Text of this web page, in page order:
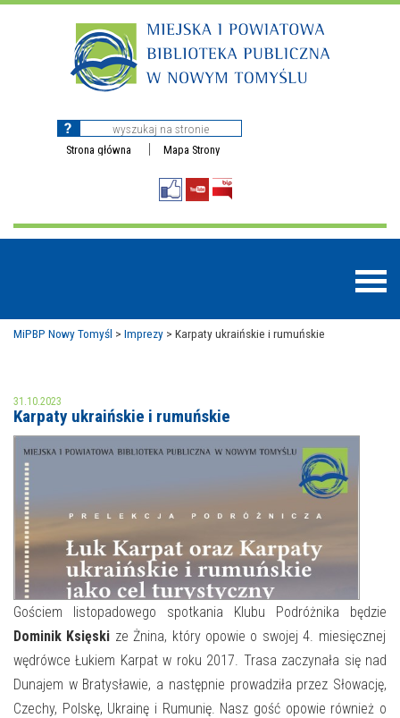
Strona główna Mapa Strony
MOJE KONTO
NAJBLIŻSZE WYDARZENIA
WYDARZENIA BIEŻĄCE
WYDARZYŁO SIĘ
NASZA OFERTA
STREFA WIEDZY O REGIONIE
STREFA KOLORU
FORMY STAŁE
NASZE FILIE
POLECANE STRONY
MiPBP Nowy Tomyśl > Imprezy > Karpaty ukraińskie i rumuńskie
31.10.2023
Karpaty ukraińskie i rumuńskie
Gościem listopadowego spotkania Klubu Podróżnika będzie
Dominik Księski ze Żnina, który opowie o swojej 4. miesięcznej
wędrówce Łukiem Karpat w roku 2017. Trasa zaczynała się nad
Dunajem w Bratysławie, a następnie prowadziła przez Słowację,
Czechy, Polskę, Ukrainę i Rumunię. Nasz gość opowie również o